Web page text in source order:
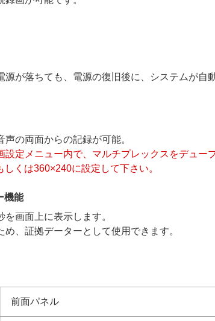
源が落ちても、電源の復旧後に、システムが自
の両面からの記録が可能。
定メニュー内で、マルチプレックスをデュー
くは360×240に設定して下さい。
機能
画面上に表示します。
、証拠データーとして使用できます。
前面パネル